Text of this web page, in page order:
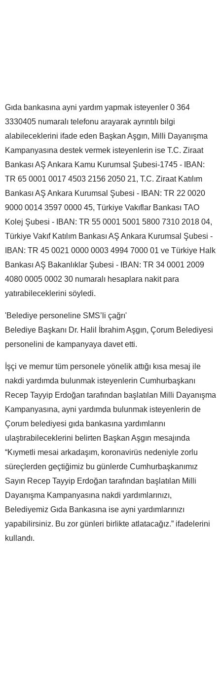
Gıda bankasına ayni yardım yapmak isteyenler 0 364
3330405 numaralı telefonu arayarak ayrıntılı bilgi
alabileceklerini ifade eden Başkan Aşgın, Milli Dayanışma
Kampanyasına destek vermek isteyenlerin ise T.C. Ziraat
Bankası AŞ Ankara Kamu Kurumsal Şubesi-1745 - IBAN:
TR 65 0001 0017 4503 2156 2050 21, T.C. Ziraat Katılım
Bankası AŞ Ankara Kurumsal Şubesi - IBAN: TR 22 0020
9000 0014 3597 0000 45, Türkiye Vakıflar Bankası TAO
Kolej Şubesi - IBAN: TR 55 0001 5001 5800 7310 2018 04,
Türkiye Vakıf Katılım Bankası AŞ Ankara Kurumsal Şubesi -
IBAN: TR 45 0021 0000 0003 4994 7000 01 ve Türkiye Halk
Bankası AŞ Bakanlıklar Şubesi - IBAN: TR 34 0001 2009
4080 0005 0002 30 numaralı hesaplara nakit para
yatırabileceklerini söyledi.
'Belediye personeline SMS’li çağrı'
Belediye Başkanı Dr. Halil İbrahim Aşgın, Çorum Belediyesi
personelini de kampanyaya davet etti.
İşçi ve memur tüm personele yönelik attığı kısa mesaj ile
nakdi yardımda bulunmak isteyenlerin Cumhurbaşkanı
Recep Tayyip Erdoğan tarafından başlatılan Milli Dayanışma
Kampanyasına, ayni yardımda bulunmak isteyenlerin de
Çorum belediyesi gıda bankasına yardımlarını
ulaştırabileceklerini belirten Başkan Aşgın mesajında
“Kıymetli mesai arkadaşım, koronavirüs nedeniyle zorlu
süreçlerden geçtiğimiz bu günlerde Cumhurbaşkanımız
Sayın Recep Tayyip Erdoğan tarafından başlatılan Milli
Dayanışma Kampanyasına nakdi yardımlarınızı,
Belediyemiz Gıda Bankasına ise ayni yardımlarınızı
yapabilirsiniz. Bu zor günleri birlikte atlatacağız.” ifadelerini
kullandı.